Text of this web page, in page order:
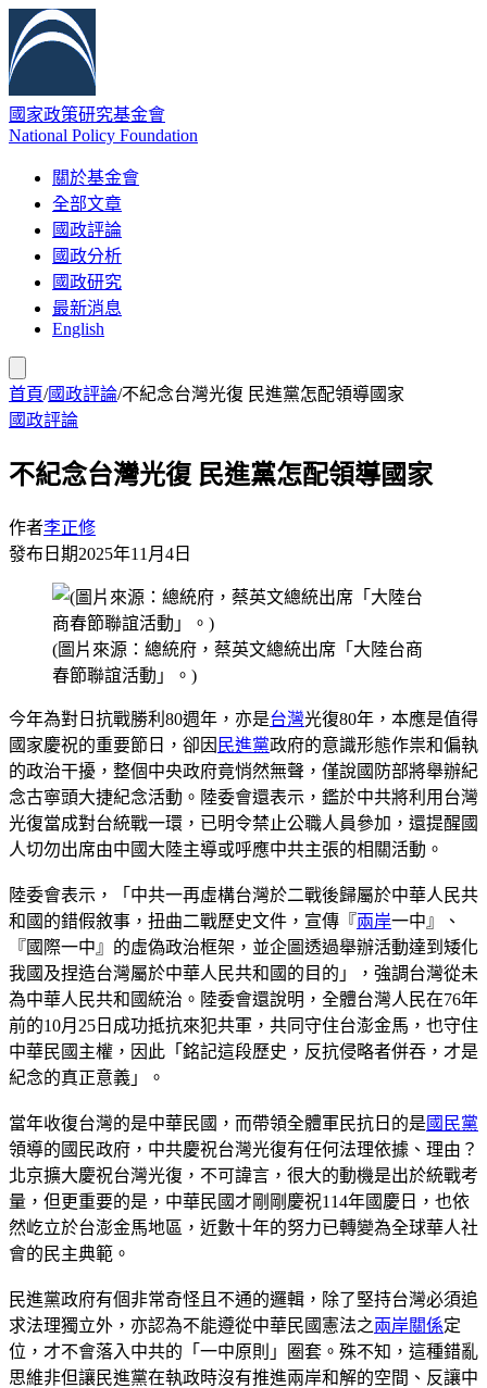
國家政策研究基金會
National Policy Foundation
關於基金會
全部文章
國政評論
國政分析
國政研究
最新消息
English
首頁/國政評論/不紀念台灣光復 民進黨怎配領導國家
國政評論
不紀念台灣光復 民進黨怎配領導國家
作者李正修
發布日期2025年11月4日
(圖片來源：總統府，蔡英文總統出席「大陸台商
春節聯誼活動」。)
今年為對日抗戰勝利80週年，亦是台灣光復80年，本應是值得
國家慶祝的重要節日，卻因 民進黨政府的意識形態作祟和偏執
的政治干擾，整個中央政府竟悄然無聲，僅說國防部將舉辦紀
念古寧頭大捷紀念活動。陸委會還表示，鑑於中共將利用台灣
光復當成對台統戰一環，已明令禁止公職人員參加，還提醒國
人切勿出席由中國大陸主導或呼應中共主張的相關活動。
陸委會表示，「中共一再虛構台灣於二戰後歸屬於中華人民共
和國的錯假敘事，扭曲二戰歷史文件，宣傳『兩岸一中』、
『國際一中』的虛偽政治框架，並企圖透過舉辦活動達到矮化
我國及捏造台灣屬於中華人民共和國的目的」，強調台灣從未
為中華人民共和國統治。陸委會還說明，全體台灣人民在76年
前的10月25日成功抵抗來犯共軍，共同守住台澎金馬，也守住
中華民國主權，因此「銘記這段歷史，反抗侵略者併吞，才是
紀念的真正意義」。
當年收復台灣的是中華民國，而帶領全體軍民抗日的是 國民黨
領導的國民政府，中共慶祝台灣光復有任何法理依據、理由？
北京擴大慶祝台灣光復，不可諱言，很大的動機是出於統戰考
量，但更重要的是，中華民國才剛剛慶祝114年國慶日，也依
然屹立於台澎金馬地區，近數十年的努力已轉變為全球華人社
會的民主典範。
民進黨政府有個非常奇怪且不通的邏輯，除了堅持台灣必須追
求法理獨立外，亦認為不能遵從中華民國憲法之兩岸關係定
位，才不會落入中共的「一中原則」圈套。殊不知，這種錯亂
思維非但讓民進黨在執政時沒有推進兩岸和解的空間、反讓中